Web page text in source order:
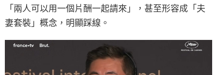
「兩人可以用一個片酬一起請來」，甚至形容成「夫
妻套裝」概念，明顯踩線。